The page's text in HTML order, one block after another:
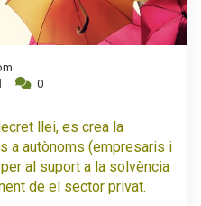
0
llei, es crea la
a autònoms (empresaris i
al suport a la solvència
de el sector privat.